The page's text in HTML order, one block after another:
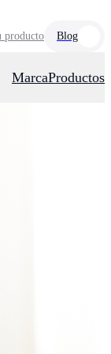
producto Blog
MarcaProductos